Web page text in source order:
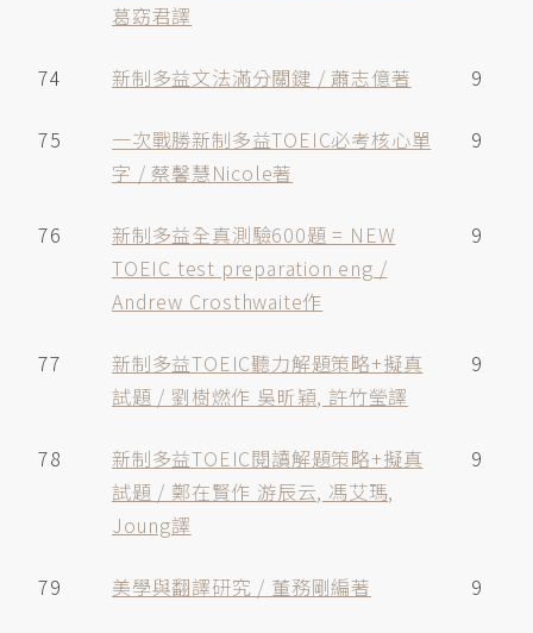
葛窈君譯
74 新制多益文法滿分關鍵 / 蕭志億著 9
75
一次戰勝新制多益TOEIC必考核心單
字 / 蔡馨慧Nicole著
9
76
新制多益全真測驗600題 = NEW
TOEIC test preparation eng /
Andrew Crosthwaite作
9
77
新制多益TOEIC聽力解題策略+擬真
試題 / 劉樹燃作 吳昕穎, 許竹瑩譯
9
78
新制多益TOEIC閱讀解題策略+擬真
試題 / 鄭在賢作 游辰云, 馮艾瑪,
Joung譯
9
79 美學與翻譯研究 / 董務剛編著 9